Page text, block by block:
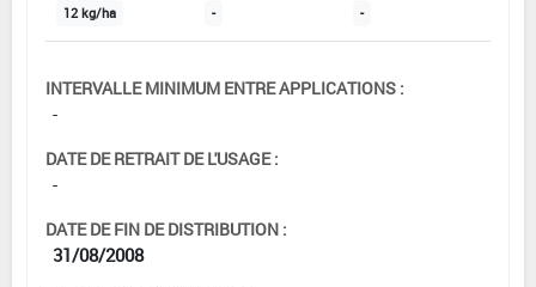
12 kg/ha - -
INTERVALLE MINIMUM ENTRE APPLICATIONS :
-
DATE DE RETRAIT DE L'USAGE :
-
DATE DE FIN DE DISTRIBUTION :
31/08/2008